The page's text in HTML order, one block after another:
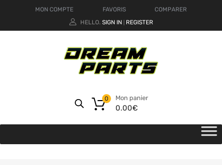
MON COMPTE FAVORIS
COMPARER
HELLO. SIGN IN REGISTER
Mon panier
0.00€
0